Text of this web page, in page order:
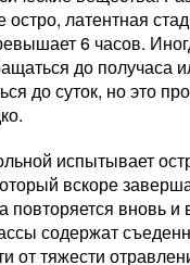
остро, латентная
6 часов.
до получаса
до суток, но это
испытывает
вскоре
повторяется вновь и
содержат
от тяжести